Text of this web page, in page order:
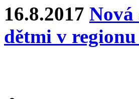
16.8.2017 Nová
dětmi v